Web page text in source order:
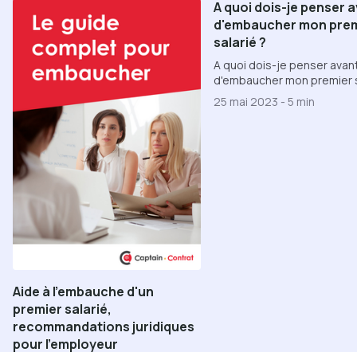
Aide à l'embauche d'un
premier salarié,
recommandations juridiques
pour l'employeur
A quoi dois-je penser
d'embaucher mon
salarié ?
A quoi dois-je penser
d'embaucher mon premier
25 mai 2023 - 5 min